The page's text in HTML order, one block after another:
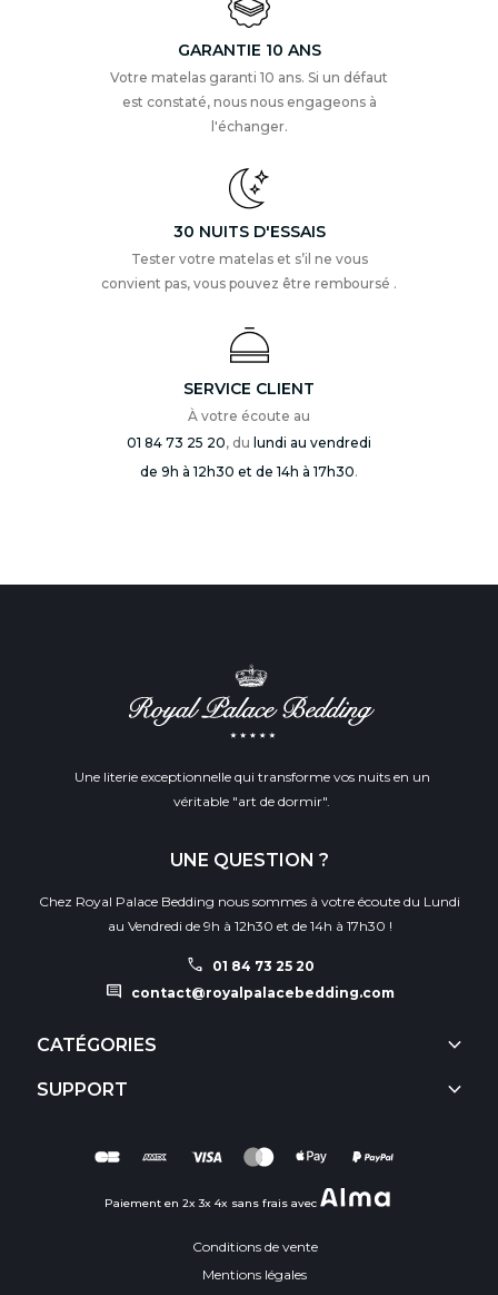
GARANTIE 10 ANS
Votre matelas garanti 10 ans. Si un défaut
est constaté, nous nous engageons à
l'échanger.
30 NUITS D'ESSAIS
Tester votre matelas et s’il ne vous
convient pas, vous pouvez être remboursé .
SERVICE CLIENT
À votre écoute au
01 84 73 25 20, du lundi au vendredi
de 9h à 12h30 et de 14h à 17h30.
Une literie exceptionnelle qui transforme vos nuits en un
véritable "art de dormir".
UNE QUESTION ?
Chez Royal Palace Bedding nous sommes à votre écoute du Lundi
au Vendredi de 9h à 12h30 et de 14h à 17h30 !
call 01 84 73 25 20
comment contact@royalpalacebedding.com
CATÉGORIES keyboard_arrow_down
SUPPORT keyboard_arrow_down
Paiement en 2x 3x 4x sans frais avec
Conditions de vente
Mentions légales